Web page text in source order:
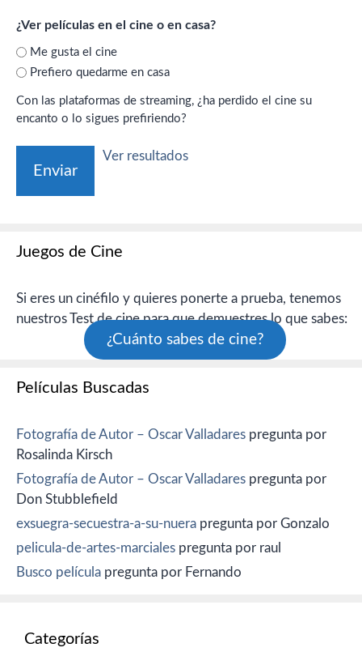
¿Ver películas en el cine o en casa?
Me gusta el cine
Prefiero quedarme en casa
Con las plataformas de streaming, ¿ha perdido el cine su
encanto o lo sigues prefiriendo?
Ver resultados
Juegos de Cine
Si eres un cinéfilo y quieres ponerte a prueba, tenemos
nuestros Test de cine para que demuestres lo que sabes:
¿Cuánto sabes de cine?
Películas Buscadas
Fotografía de Autor – Oscar Valladares pregunta por
Rosalinda Kirsch
Fotografía de Autor – Oscar Valladares pregunta por
Don Stubblefield
exsuegra-secuestra-a-su-nuera pregunta por Gonzalo
pelicula-de-artes-marciales pregunta por raul
Busco película pregunta por Fernando
Categorías